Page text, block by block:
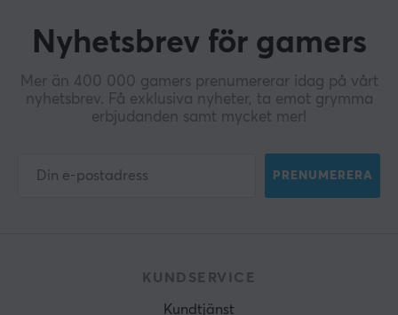
Nyhetsbrev för gamers
Mer än 400 000 gamers prenumererar idag på vårt
nyhetsbrev. Få exklusiva nyheter, ta emot grymma
erbjudanden samt mycket mer!
PRENUMERERA
KUNDSERVICE
Kundtjänst